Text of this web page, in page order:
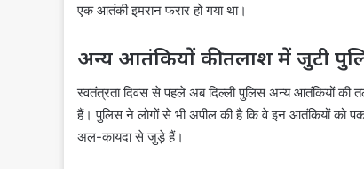
एक आतंकी इमरान फरार हो गया था।
अन्य आतंकियों की तलाश में जुटी
स्वतंत्रता दिवस से पहले अब दिल्‍ली पुलिस अन्य आतंकियों
हैं। पुलिस ने लोगों से भी अपील की है कि वे इन आतंकियों को
अल-कायदा से जुड़े हैं।